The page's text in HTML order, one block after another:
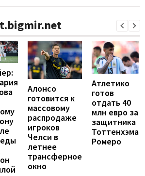
Алонсо
готовится к
массовому
распродаже
игроков
Челси в
летнее
трансферное
окно
Атлетико
готов
отдать 40
млн евро за
защитника
Тоттенхэма
Ромеро